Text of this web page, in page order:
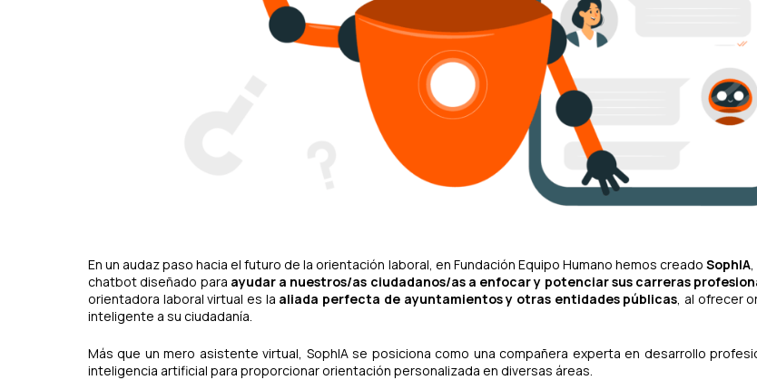
En un audaz paso hacia el futuro de la orientación laboral, en Fundación Equipo Humano hemos creado SophIA,
chatbot diseñado para ayudar a nuestros/as ciudadanos/as a enfocar y potenciar sus carreras
orientadora laboral virtual es la aliada perfecta de ayuntamientos y otras entidades públicas , al ofrecer
inteligente a su ciudadanía.
Más que un mero asistente virtual, SophIA se posiciona como una compañera experta en desarrollo
inteligencia artificial para proporcionar orientación personalizada en diversas áreas.